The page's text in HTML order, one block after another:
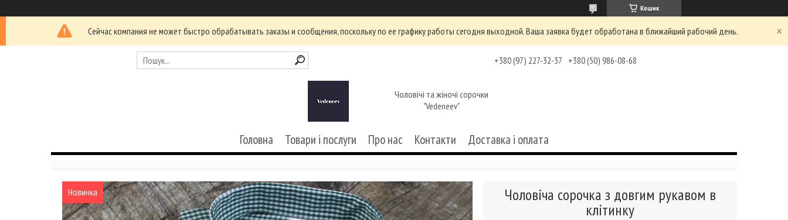
Кошик
Сейчас компания не может быстро обрабатывать заказы и сообщения, поскольку по ее графику работы сегодня выходной. Ваша заявка будет обработана в ближайший рабочий день.
+380 (97) 227-32-37 +380 (50) 986-08-68
Чоловічі та жіночі сорочки
"Vedeneev"
Головна Товари і послуги Про нас Контакти Доставка і оплата
Новинка Чоловіча сорочка з довгим рукавом в
клітинку